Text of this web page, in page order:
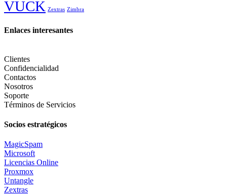
VUCK Zextras Zimbra
Enlaces interesantes
Clientes
Confidencialidad
Contactos
Nosotros
Soporte
Términos de Servicios
Socios estratégicos
MagicSpam
Microsoft
Licencias Online
Proxmox
Untangle
Zextras